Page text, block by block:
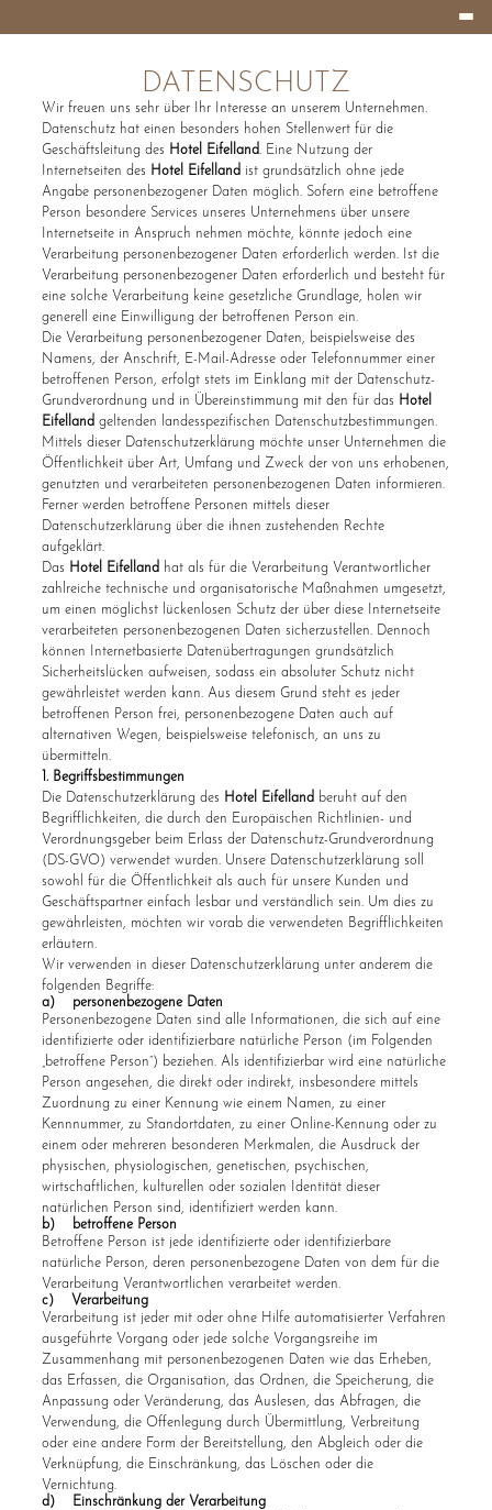
EIFELLAND
DATENSCHUTZ
Wir freuen uns sehr über Ihr Interesse an unserem Unternehmen.
Datenschutz hat einen besonders hohen Stellenwert für die
Geschäftsleitung des Hotel Eifelland. Eine Nutzung der
Internetseiten des Hotel Eifelland ist grundsätzlich ohne jede
Angabe personenbezogener Daten möglich. Sofern eine betroffene
Person besondere Services unseres Unternehmens über unsere
Internetseite in Anspruch nehmen möchte, könnte jedoch eine
Verarbeitung personenbezogener Daten erforderlich werden. Ist die
Verarbeitung personenbezogener Daten erforderlich und besteht für
eine solche Verarbeitung keine gesetzliche Grundlage, holen wir
generell eine Einwilligung der betroffenen Person ein.
Die Verarbeitung personenbezogener Daten, beispielsweise des
Namens, der Anschrift, E-Mail-Adresse oder Telefonnummer einer
betroffenen Person, erfolgt stets im Einklang mit der Datenschutz-
Grundverordnung und in Übereinstimmung mit den für das Hotel
Eifelland geltenden landesspezifischen Datenschutzbestimmungen.
Mittels dieser Datenschutzerklärung möchte unser Unternehmen die
Öffentlichkeit über Art, Umfang und Zweck der von uns erhobenen,
genutzten und verarbeiteten personenbezogenen Daten informieren.
Ferner werden betroffene Personen mittels dieser
Datenschutzerklärung über die ihnen zustehenden Rechte
aufgeklärt.
Das Hotel Eifelland hat als für die Verarbeitung Verantwortlicher
zahlreiche technische und organisatorische Maßnahmen umgesetzt,
um einen möglichst lückenlosen Schutz der über diese Internetseite
verarbeiteten personenbezogenen Daten sicherzustellen. Dennoch
können Internetbasierte Datenübertragungen grundsätzlich
Sicherheitslücken aufweisen, sodass ein absoluter Schutz nicht
gewährleistet werden kann. Aus diesem Grund steht es jeder
betroffenen Person frei, personenbezogene Daten auch auf
alternativen Wegen, beispielsweise telefonisch, an uns zu
übermitteln.
1. Begriffsbestimmungen
Die Datenschutzerklärung des Hotel Eifelland beruht auf den
Begrifflichkeiten, die durch den Europäischen Richtlinien- und
Verordnungsgeber beim Erlass der Datenschutz-Grundverordnung
(DS-GVO) verwendet wurden. Unsere Datenschutzerklärung soll
sowohl für die Öffentlichkeit als auch für unsere Kunden und
Geschäftspartner einfach lesbar und verständlich sein. Um dies zu
gewährleisten, möchten wir vorab die verwendeten Begrifflichkeiten
erläutern.
Wir verwenden in dieser Datenschutzerklärung unter anderem die
folgenden Begriffe:
a) personenbezogene Daten
Personenbezogene Daten sind alle Informationen, die sich auf eine
identifizierte oder identifizierbare natürliche Person (im Folgenden
„betroffene Person“) beziehen. Als identifizierbar wird eine natürliche
Person angesehen, die direkt oder indirekt, insbesondere mittels
Zuordnung zu einer Kennung wie einem Namen, zu einer
Kennnummer, zu Standortdaten, zu einer Online-Kennung oder zu
einem oder mehreren besonderen Merkmalen, die Ausdruck der
physischen, physiologischen, genetischen, psychischen,
wirtschaftlichen, kulturellen oder sozialen Identität dieser
natürlichen Person sind, identifiziert werden kann.
b) betroffene Person
Betroffene Person ist jede identifizierte oder identifizierbare
natürliche Person, deren personenbezogene Daten von dem für die
Verarbeitung Verantwortlichen verarbeitet werden.
c) Verarbeitung
Verarbeitung ist jeder mit oder ohne Hilfe automatisierter Verfahren
ausgeführte Vorgang oder jede solche Vorgangsreihe im
Zusammenhang mit personenbezogenen Daten wie das Erheben,
das Erfassen, die Organisation, das Ordnen, die Speicherung, die
Anpassung oder Veränderung, das Auslesen, das Abfragen, die
Verwendung, die Offenlegung durch Übermittlung, Verbreitung
oder eine andere Form der Bereitstellung, den Abgleich oder die
Verknüpfung, die Einschränkung, das Löschen oder die
Vernichtung.
d) Einschränkung der Verarbeitung